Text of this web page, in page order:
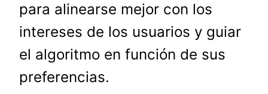
para alinearse mejor con los
intereses de los usuarios y guiar
el algoritmo en función de sus
preferencias.